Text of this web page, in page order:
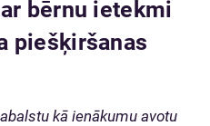
bērnu ietekmi
piešķiršanas
kā ienākumu avotu